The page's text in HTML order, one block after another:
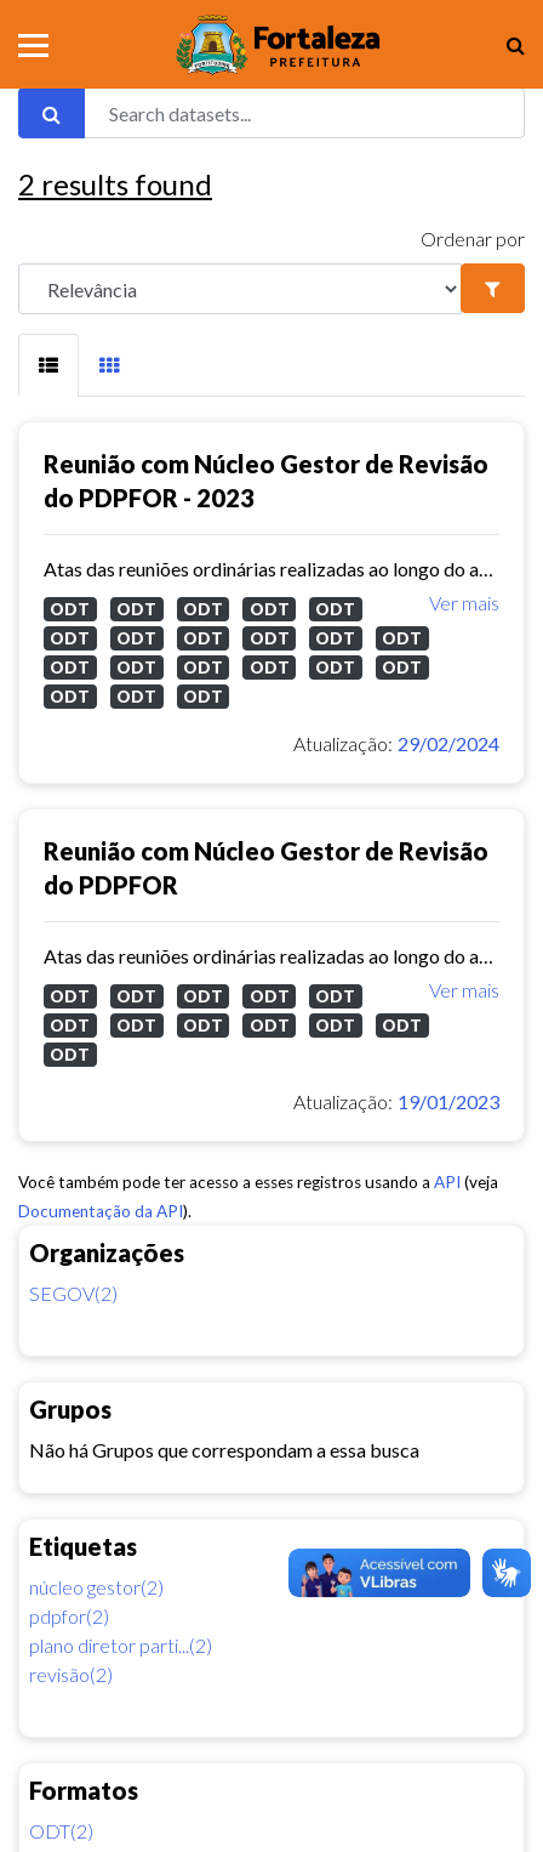
Organizações
SEGOV(2)
Grupos
Não há Grupos que correspondam a essa busca
Etiquetas
núcleo gestor(2)
pdpfor(2)
plano diretor parti...(2)
revisão(2)
Formatos
ODT(2)
2 results found
Ordenar por
Reunião com Núcleo Gestor de Revisão
do PDPFOR - 2023
Ver mais
ODT ODT ODT ODT
ODT
ODT
ODT ODT ODT ODT
ODT
ODT
ODT ODT ODT ODT
ODT
ODT
ODT ODT
Atualização: 29/02/2024
Reunião com Núcleo Gestor de Revisão
do PDPFOR
Ver mais
ODT ODT ODT ODT
ODT
ODT
ODT ODT ODT ODT
ODT
ODT
Atualização: 19/01/2023
Você também pode ter acesso a esses registros usando a API (veja
Documentação da API).